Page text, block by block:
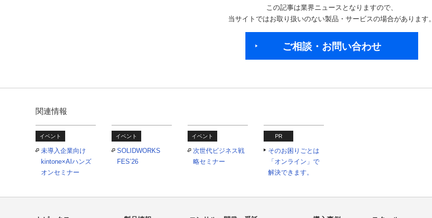
この記事は業界ニュースとなりますので、
当サイトではお取り扱いのない製品・サービスの場合があります。
ご相談・お問い合わせ
関連情報
イベント
未導入企業向け
kintone×AIハンズ
オンセミナー
イベント
SOLIDWORKS
FES’26
イベント
次世代ビジネス戦
略セミナー
PR
そのお困りごとは
「オンライン」で
解決できます。